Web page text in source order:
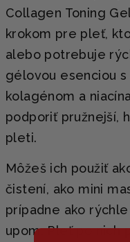
Collagen Toning
krokom pre pleť,
alebo potrebuje
gélovou esenciou s
kolagénom a
podporiť pružnejší,
pleti.
Môžeš ich použiť
čistení, ako mini
prípadne ako
upom. Pleť po nich